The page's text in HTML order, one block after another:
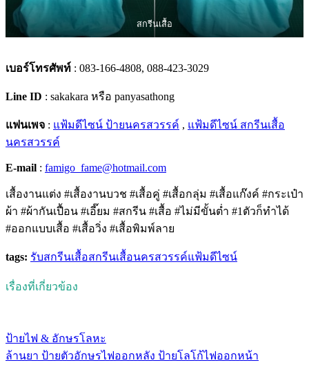
สกรีนเสื้อ
เบอร์โทรศัพท์ : 083-166-4808, 088-423-3029
Line ID : sakakara หรือ panyasathong
แฟนเพจ : แฟ้มดีไซน์ ป้ายนครสวรรค์ , แฟ้มดีไซน์ สกรีนเสื้อ
นครสวรรค์
E-mail : famigo_fame@hotmail.com
เสื้องานแต่ง #เสื้องานบวช #เสื้อคู่ #เสื้อกลุ่ม #เสื้อแก๊งค์ #กระเป๋า
ผ้า #ผ้ากันเปื้อน #เอี๊ยม #สกรีน #เสื้อ #ไม่มีขั้นต่ำ #1ตัวก็ทำได้
#ออกแบบเสื้อ #เสื้อวิ่ง #เสื้อพิมพ์ลาย
tags: รับสกรีนเสื้อสกรีนเสื้อนครสวรรค์แฟ้มดีไซน์
เรื่องที่เกี่ยวข้อง
ป้ายไฟ & อักษรโลหะ
ล้านยา ป้ายตัวอักษรไฟออกหลัง ป้ายโลโก้ไฟออกหน้า